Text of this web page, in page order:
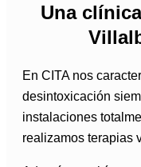
Una
En CITA nos
desintoxicación
instalaciones
realizamos terapias